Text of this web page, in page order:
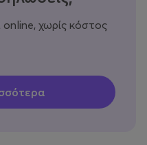
online, χωρίς κόστος